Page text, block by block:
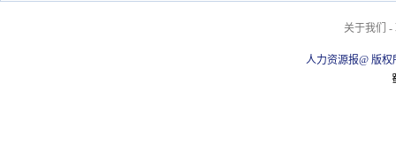
关于我们 -
人力资源报@ 版